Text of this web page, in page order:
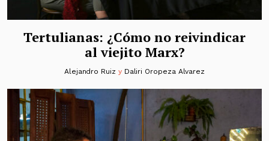
Tertulianas: ¿Cómo no reivindicar
al viejito Marx?
Alejandro Ruiz y Daliri Oropeza Alvarez